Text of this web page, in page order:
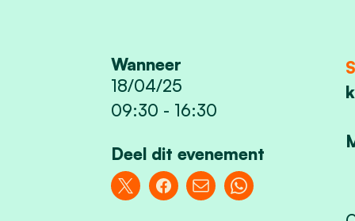
Wanneer
18/04/25
09:30 - 16:30
Deel dit evenement